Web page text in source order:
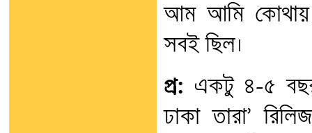
আম আমি কোথায়
সবই ছিল।
প্র: একটু ৪-৫ বছর
ঢাকা তারা’